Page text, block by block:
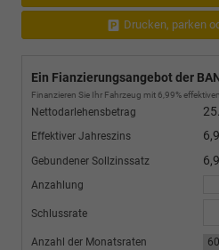
Drucken, parken
Ein Fianzierungsangebot der
Finanzieren Sie Ihr Fahrzeug mit 6,99%
Nettodarlehensbetrag
Effektiver Jahreszins
Gebundener Sollzinssatz
Anzahlung
Schlussrate
Anzahl der Monatsraten